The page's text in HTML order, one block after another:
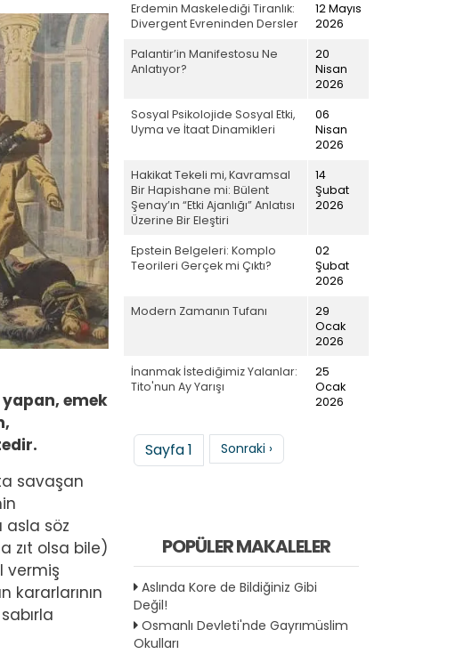
emek
savaşan
asla söz
zıt olsa bile)
vermiş
kararlarının
Erdemin Maskelediği Tiranlık:
Divergent Evreninden Dersler
12 Mayıs
2026
Palantir’in Manifestosu Ne
Anlatıyor?
20
Nisan
2026
Sosyal Psikolojide Sosyal Etki,
Uyma ve İtaat Dinamikleri
06
Nisan
2026
Hakikat Tekeli mi, Kavramsal
Bir Hapishane mi: Bülent
Şenay’ın “Etki Ajanlığı” Anlatısı
Üzerine Bir Eleştiri
14
Şubat
2026
Epstein Belgeleri: Komplo
Teorileri Gerçek mi Çıktı?
02
Şubat
2026
Modern Zamanın Tufanı
29
Ocak
2026
İnanmak İstediğimiz Yalanlar:
Tito'nun Ay Yarışı
25
Ocak
2026
Sayfalama
Sayfa 1 Sonraki sayfa
Sonraki ›
POPÜLER MAKALELER
Aslında Kore de Bildiğiniz Gibi
Değil!
Osmanlı Devleti'nde Gayrımüslim
Okulları